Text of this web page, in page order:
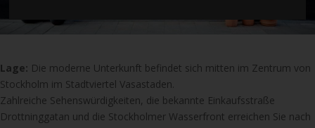
Lage: Die moderne Unterkunft befindet sich mitten im Zentrum von
Stockholm im Stadtviertel Vasastaden.
Zahlreiche Sehenswürdigkeiten, die bekannte Einkaufsstraße
Drottninggatan und die Stockholmer Wasserfront erreichen Sie nach